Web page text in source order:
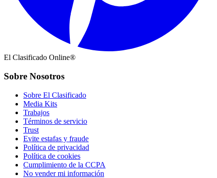
El Clasificado Online®
Sobre Nosotros
Sobre El Clasificado
Media Kits
Trabajos
Términos de servicio
Trust
Evite estafas y fraude
Política de privacidad
Política de cookies
Cumplimiento de la CCPA
No vender mi información